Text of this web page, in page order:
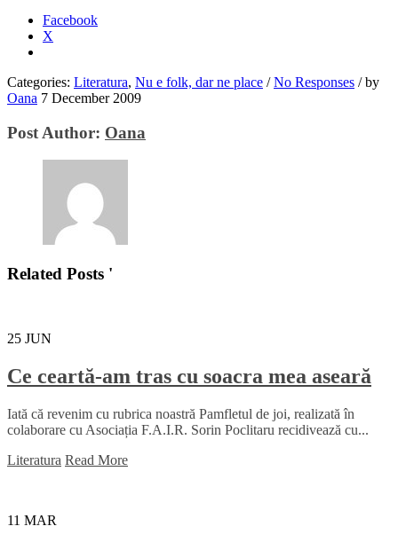
Facebook
X
Categories: Literatura, Nu e folk, dar ne place / No Responses /by
Oana 7 December 2009
Post Author: Oana
Related Posts '
25 JUN
Ce ceartă-am tras cu soacra mea aseară
Iată că revenim cu rubrica noastră Pamfletul de joi, realizată în
colaborare cu Asociația F.A.I.R. Sorin Poclitaru recidivează cu...
Literatura Read More
11 MAR